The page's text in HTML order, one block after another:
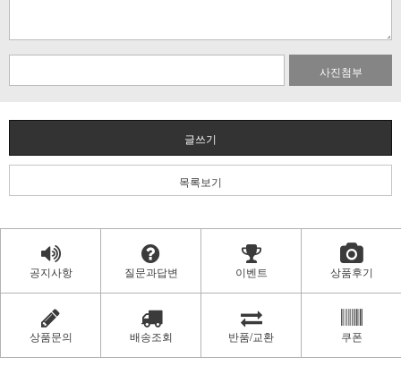
사진첨부
글쓰기
목록보기
공지사항 질문과답변 이벤트 상품후기
상품문의 배송조회 반품/교환 쿠폰